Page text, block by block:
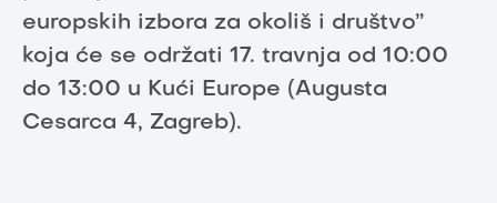
europskih izbora za okoliš i društvo”
koja će se održati 17. travnja od 10:00
do 13:00 u Kući Europe (Augusta
Cesarca 4, Zagreb).